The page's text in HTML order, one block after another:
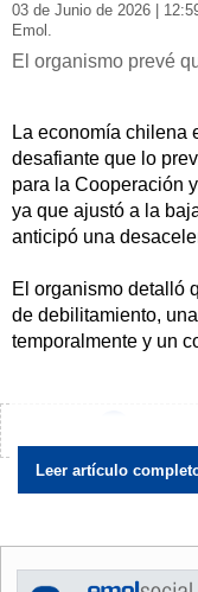
03 de Junio de 2026 |
Emol.
El organismo prevé
La economía chilena
desafiante que lo
para la Cooperación
ya que ajustó a la
anticipó una
El organismo detalló
de debilitamiento,
temporalmente y un
después de que el
completando cuatro
una situación que no
NOTICIAS
Leer artículo